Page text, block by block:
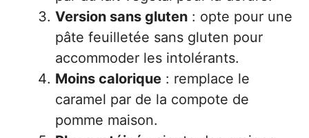
Version sans gluten : opte pour une
pâte feuilletée sans gluten pour
accommoder les intolérants.
Moins calorique : remplace le
caramel par de la compote de
pomme maison.